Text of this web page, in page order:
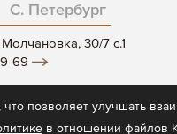
С. Петербург
30/7 c.1
69
позволяет улучшать
в отношении файлов